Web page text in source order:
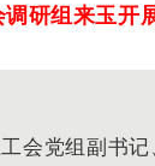
调研组来玉开
会党组副书